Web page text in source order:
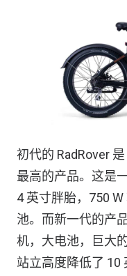
初代的 RadRover
最高的产品。这是
4 英寸胖胎，750
池。而新一代的产
机，大电池，巨大
站立高度降低了 10